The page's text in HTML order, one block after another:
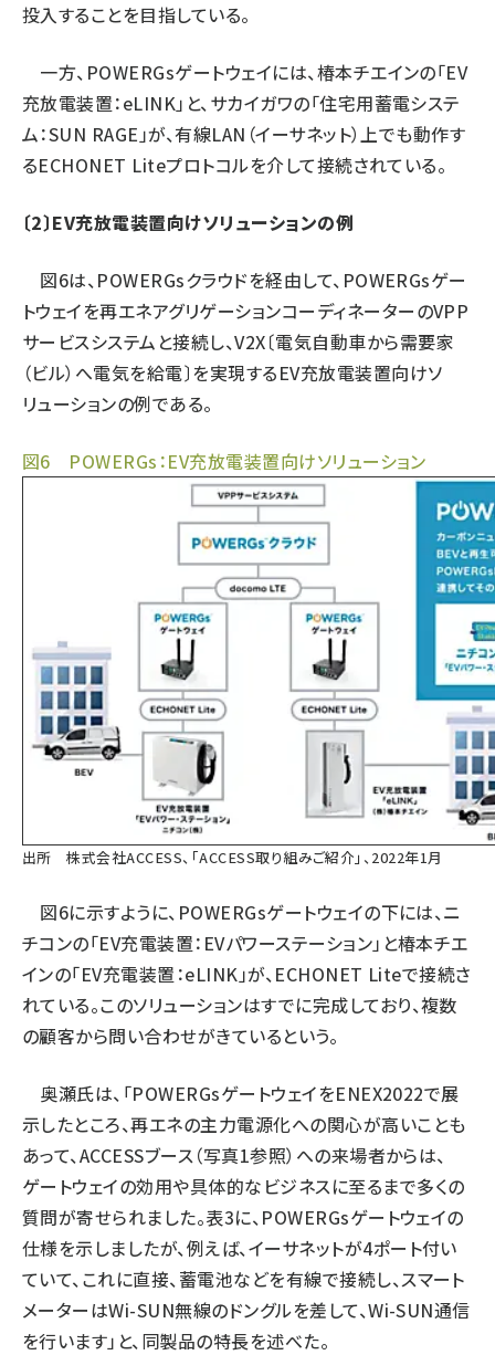
投入することを目指している。
一方、POWERGsゲートウェイには、椿本チエインの「EV
充放電装置：eLINK」と、サカイガワの「住宅用蓄電システ
ム：SUN RAGE」が、有線LAN（イーサネット）上でも動作す
るECHONET Liteプロトコルを介して接続されている。
〔2〕EV充放電装置向けソリューションの例
図6は、POWERGsクラウドを経由して、POWERGsゲー
トウェイを再エネアグリゲーションコーディネーターのVPP
サービスシステムと接続し、V2X〔電気自動車から需要家
（ビル）へ電気を給電〕を実現するEV充放電装置向けソ
リューションの例である。
図6 POWERGs：EV充放電装置向けソリューション
出所 株式会社ACCESS、「ACCESS取り組みご紹介」、2022年1月
図6に示すように、POWERGsゲートウェイの下には、ニ
チコンの「EV充電装置：EVパワーステーション」と椿本チエ
インの「EV充電装置：eLINK」が、ECHONET Liteで接続さ
れている。このソリューションはすでに完成しており、複数
の顧客から問い合わせがきているという。
奥瀬氏は、「POWERGsゲートウェイをENEX2022で展
示したところ、再エネの主力電源化への関心が高いことも
あって、ACCESSブース（写真1参照）への来場者からは、
ゲートウェイの効用や具体的なビジネスに至るまで多くの
質問が寄せられました。表3に、POWERGsゲートウェイの
仕様を示しましたが、例えば、イーサネットが4ポート付い
ていて、これに直接、蓄電池などを有線で接続し、スマート
メーターはWi-SUN無線のドングルを差して、Wi-SUN通信
を行います」と、同製品の特長を述べた。